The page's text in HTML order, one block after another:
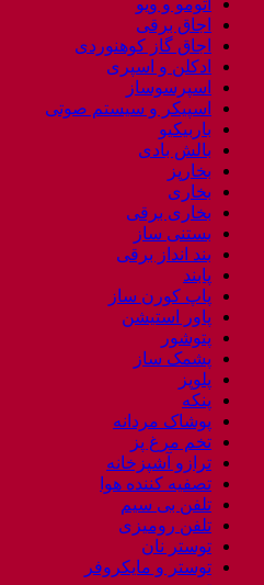
اجاق برقی
اجاق گاز کوهنوردی
ادکلن و اسپری
اسپرسوساز
اسپیکر و سیستم صوتی
باربیکیو
بالش بادی
بخارپز
بخاری
بخاری برقی
بستنی ساز
بند انداز برقی
پابند
پاپ کورن ساز
پاور استیشن
پتوشور
پشمک ساز
پلوپز
پنکه
پوشاک مردانه
تخم مرغ پز
ترازو آشپزخانه
تصفیه کننده هوا
تلفن بی سیم
تلفن رومیزی
توستر نان
توستر و مایکروفر